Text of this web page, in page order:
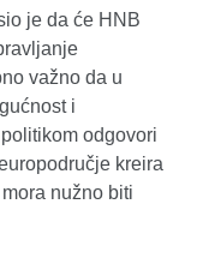
je da će HNB
važno da u
i
odgovori
kreira
nužno biti